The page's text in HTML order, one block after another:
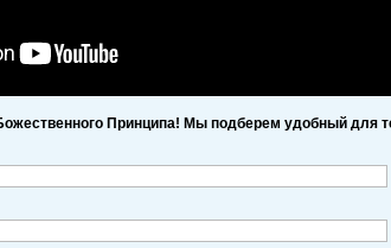
Принципа! Мы подберем удобный для